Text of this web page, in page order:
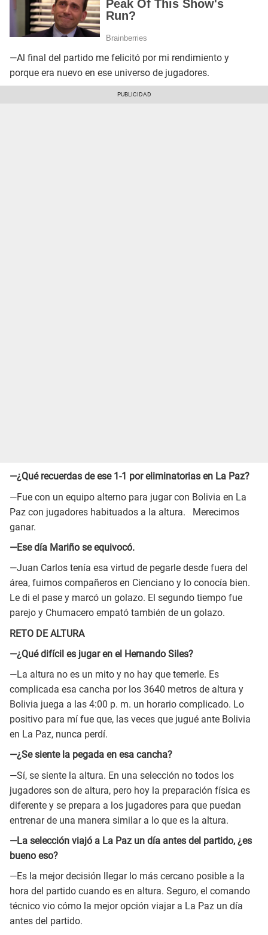
—Al final del partido me felicitó por mi rendimiento y
porque era nuevo en ese universo de jugadores.
—¿Qué recuerdas de ese 1-1 por eliminatorias en La Paz?
—Fue con un equipo alterno para jugar con Bolivia en La
Paz con jugadores habituados a la altura. Merecimos
ganar.
—Ese día Mariño se equivocó.
—Juan Carlos tenía esa virtud de pegarle desde fuera del
área, fuimos compañeros en Cienciano y lo conocía bien.
Le di el pase y marcó un golazo. El segundo tiempo fue
parejo y Chumacero empató también de un golazo.
RETO DE ALTURA
—¿Qué difícil es jugar en el Hernando Siles?
—La altura no es un mito y no hay que temerle. Es
complicada esa cancha por los 3640 metros de altura y
Bolivia juega a las 4:00 p. m. un horario complicado. Lo
positivo para mí fue que, las veces que jugué ante Bolivia
en La Paz, nunca perdí.
—¿Se siente la pegada en esa cancha?
—Sí, se siente la altura. En una selección no todos los
jugadores son de altura, pero hoy la preparación física es
diferente y se prepara a los jugadores para que puedan
entrenar de una manera similar a lo que es la altura.
—La selección viajó a La Paz un día antes del partido, ¿es
bueno eso?
—Es la mejor decisión llegar lo más cercano posible a la
hora del partido cuando es en altura. Seguro, el comando
técnico vio cómo la mejor opción viajar a La Paz un día
antes del partido.